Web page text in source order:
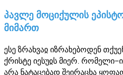
პავლე მოციქულის
მიმართ
ესე ზრახვაჲ იზრახებოდენ
ქრისტე იესუჲს მიერ. რომელი-
არა ნატაცებად შეირაცხა